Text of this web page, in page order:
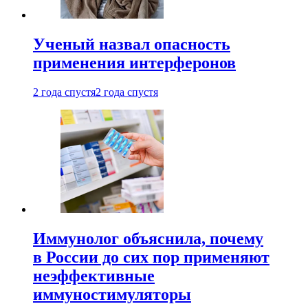
Ученый назвал опасность
применения интерферонов
2 года спустя2 года спустя
Иммунолог объяснила, почему
в России до сих пор применяют
неэффективные
иммуностимуляторы